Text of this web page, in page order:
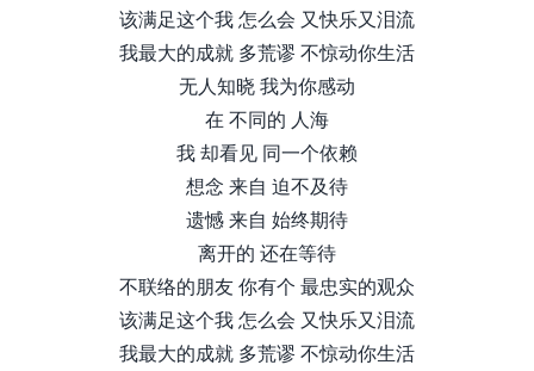
该满足这个我 怎么会 又快乐又泪流
我最大的成就 多荒谬 不惊动你生活
无人知晓 我为你感动
在 不同的 人海
我 却看见 同一个依赖
想念 来自 迫不及待
遗憾 来自 始终期待
离开的 还在等待
不联络的朋友 你有个 最忠实的观众
该满足这个我 怎么会 又快乐又泪流
我最大的成就 多荒谬 不惊动你生活